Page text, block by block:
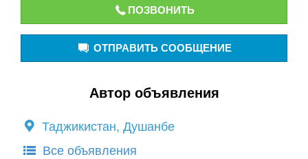
ПОЗВОНИТЬ
ОТПРАВИТЬ СООБЩЕНИЕ
Автор объявления
Таджикистан, Душанбе
Все объявления